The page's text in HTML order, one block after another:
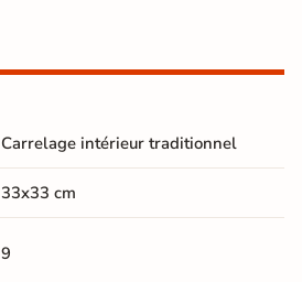
Carrelage intérieur traditionnel
33x33 cm
9